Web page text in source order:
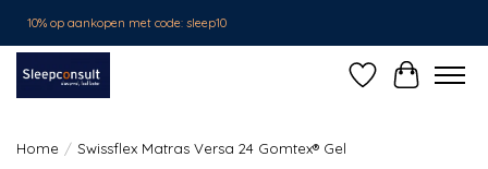
10% op aankopen met code: sleep10
Verlanglijst
Home / Swissflex Matras Versa 24 Gomtex® Gel